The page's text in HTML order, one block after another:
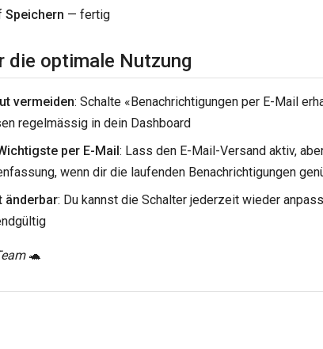
Speichern — fertig
die optimale Nutzung
vermeiden: Schalte «Benachrichtigungen per E-Mail
regelmässig in dein Dashboard
per E-Mail: Lass den E-Mail-Versand aktiv,
wenn dir die laufenden Benachrichtigungen
änderbar: Du kannst die Schalter jederzeit wieder
🐢